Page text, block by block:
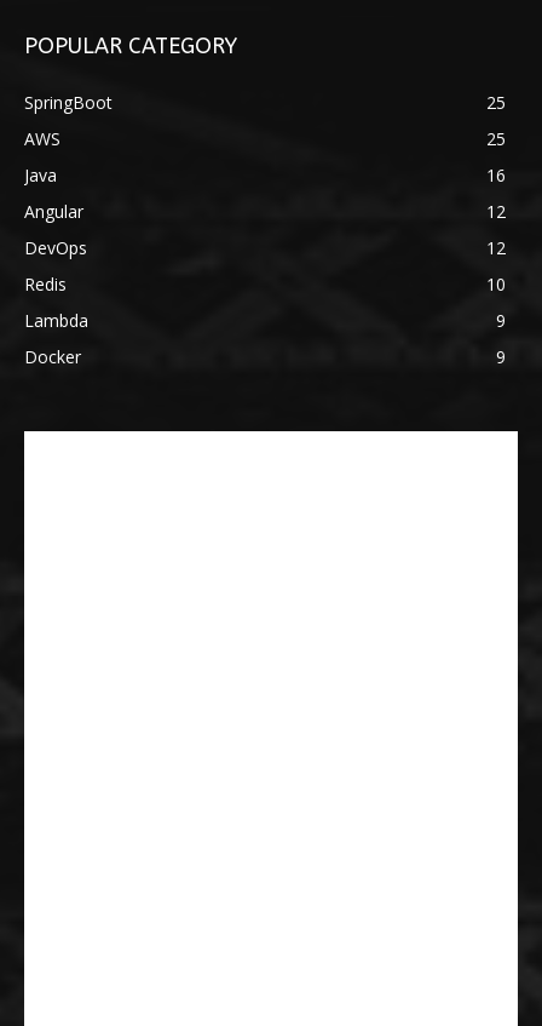
POPULAR CATEGORY
SpringBoot
25
AWS
25
Java
16
Angular
12
DevOps
12
Redis
10
Lambda
9
Docker
9